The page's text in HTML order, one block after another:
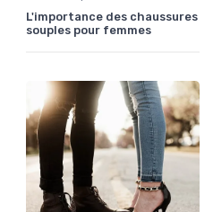
L'importance des chaussures
souples pour femmes